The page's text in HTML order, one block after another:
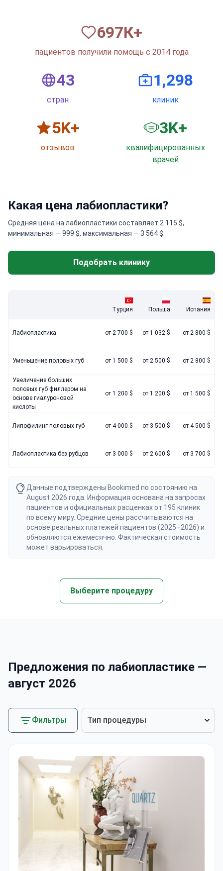
820К+
пациентов получили помощь с 2014 года
50
стран
1,500
клиник
6K+
отзывов
3K+
квалифицированных
врачей
Какая цена лабиопластики?
Средняя цена на лабиопластики составляет 2 115 $,
минимальная — 999 $, максимальная — 3 564 $.
Подобрать клинику
Турция Польша Испания
Лабиопластика от 2 700 $ от 1 032 $ от 2 800 $
Уменьшение половых губ от 1 500 $ от 2 500 $ от 2 800 $
Увеличение больших
половых губ филлером на
основе гиалуроновой
кислоты
от 1 200 $ от 1 200 $ от 1 500 $
Липофилинг половых губ от 4 000 $ от 3 500 $ от 4 500 $
Лабиопластика без рубцов от 3 000 $ от 2 600 $ от 3 700 $
Данные подтверждены Bookimed по состоянию на
August 2026 года. Информация основана на запросах
пациентов и официальных расценках от 195 клиник
по всему миру. Средние цены рассчитываются на
основе реальных платежей пациентов (2025–2026) и
обновляются ежемесячно. Фактическая стоимость
может варьироваться.
Выберите процедуру
Предложения по лабиопластике —
август 2026
Фильтры Тип процедуры